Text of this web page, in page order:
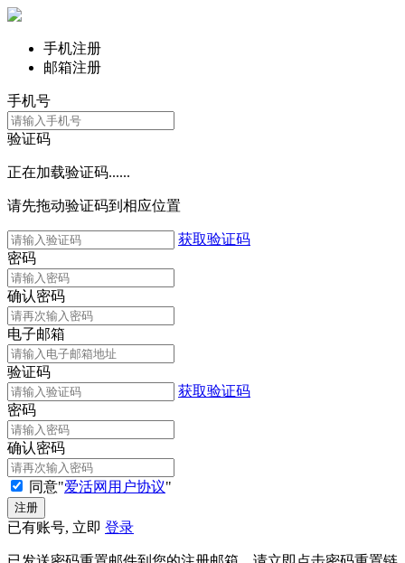
手机注册
邮箱注册
手机号
验证码
正在加载验证码......
请先拖动验证码到相应位置
获取验证码
密码
确认密码
电子邮箱
验证码
获取验证码
密码
确认密码
同意"爱活网用户协议"
已有账号, 立即 登录